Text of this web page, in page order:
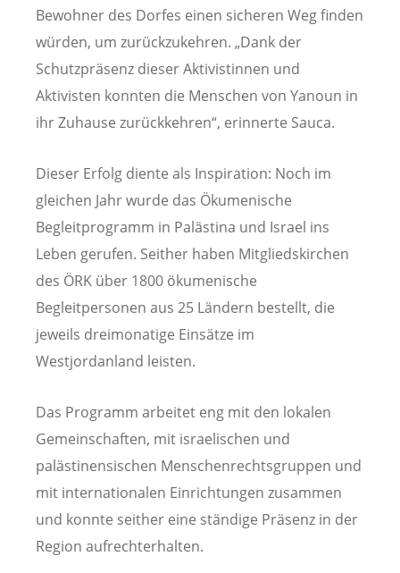
Bewohner des Dorfes einen sicheren Weg finden
würden, um zurückzukehren. „Dank der
Schutzpräsenz dieser Aktivistinnen und
Aktivisten konnten die Menschen von Yanoun in
ihr Zuhause zurückkehren“, erinnerte Sauca.
Dieser Erfolg diente als Inspiration: Noch im
gleichen Jahr wurde das Ökumenische
Begleitprogramm in Palästina und Israel ins
Leben gerufen. Seither haben Mitgliedskirchen
des ÖRK über 1800 ökumenische
Begleitpersonen aus 25 Ländern bestellt, die
jeweils dreimonatige Einsätze im
Westjordanland leisten.
Das Programm arbeitet eng mit den lokalen
Gemeinschaften, mit israelischen und
palästinensischen Menschenrechtsgruppen und
mit internationalen Einrichtungen zusammen
und konnte seither eine ständige Präsenz in der
Region aufrechterhalten.